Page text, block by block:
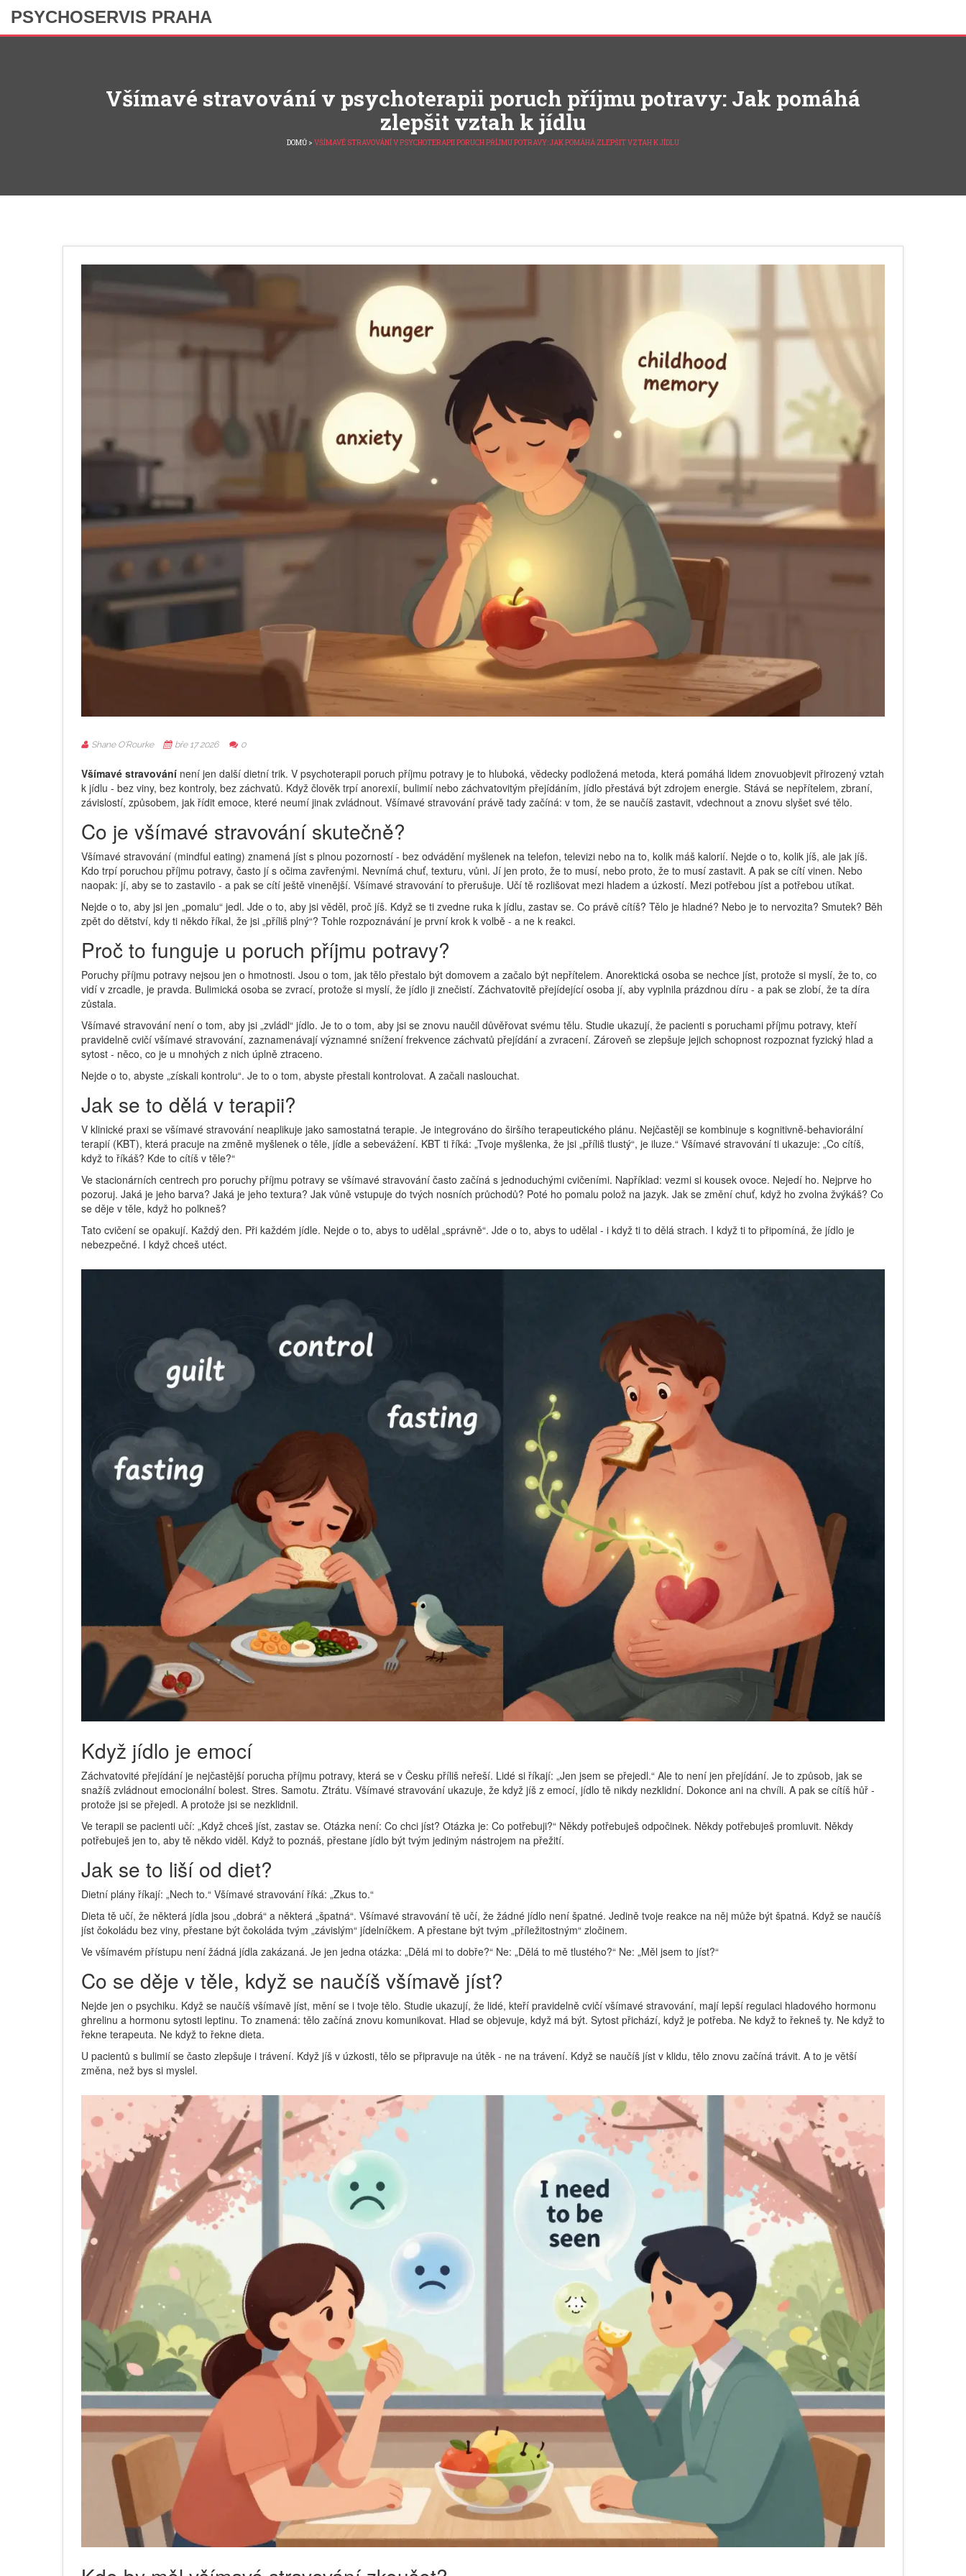
PSYCHOSERVIS PRAHA
Všímavé stravování v psychoterapii poruch příjmu potravy: Jak pomáhá
zlepšit vztah k jídlu
DOMŮ > VŠÍMAVÉ STRAVOVÁNÍ V PSYCHOTERAPII PORUCH PŘÍJMU POTRAVY: JAK POMÁHÁ ZLEPŠIT VZTAH K JÍDLU
Shane O'Rourke bře 17 2026 0
Všímavé stravování není jen další dietní trik. V psychoterapii poruch příjmu potravy je to hluboká, vědecky podložená metoda, která pomáhá lidem znovuobjevit přirozený vztah
k jídlu - bez viny, bez kontroly, bez záchvatů. Když člověk trpí anorexií, bulimií nebo záchvatovitým přejídáním, jídlo přestává být zdrojem energie. Stává se nepřítelem, zbraní,
závislostí, způsobem, jak řídit emoce, které neumí jinak zvládnout. Všímavé stravování právě tady začíná: v tom, že se naučíš zastavit, vdechnout a znovu slyšet své tělo.
Co je všímavé stravování skutečně?
Všímavé stravování (mindful eating) znamená jíst s plnou pozorností - bez odvádění myšlenek na telefon, televizi nebo na to, kolik máš kalorií. Nejde o to, kolik jíš, ale jak jíš.
Kdo trpí poruchou příjmu potravy, často jí s očima zavřenými. Nevnímá chuť, texturu, vůni. Jí jen proto, že to musí, nebo proto, že to musí zastavit. A pak se cítí vinen. Nebo
naopak: jí, aby se to zastavilo - a pak se cítí ještě vinenější. Všímavé stravování to přerušuje. Učí tě rozlišovat mezi hladem a úzkostí. Mezi potřebou jíst a potřebou utíkat.
Nejde o to, aby jsi jen „pomalu“ jedl. Jde o to, aby jsi věděl, proč jíš. Když se ti zvedne ruka k jídlu, zastav se. Co právě cítíš? Tělo je hladné? Nebo je to nervozita? Smutek? Běh
zpět do dětství, kdy ti někdo říkal, že jsi „příliš plný“? Tohle rozpoznávání je první krok k volbě - a ne k reakci.
Proč to funguje u poruch příjmu potravy?
Poruchy příjmu potravy nejsou jen o hmotnosti. Jsou o tom, jak tělo přestalo být domovem a začalo být nepřítelem. Anorektická osoba se nechce jíst, protože si myslí, že to, co
vidí v zrcadle, je pravda. Bulimická osoba se zvrací, protože si myslí, že jídlo ji znečistí. Záchvatovitě přejídející osoba jí, aby vyplnila prázdnou díru - a pak se zlobí, že ta díra
zůstala.
Všímavé stravování není o tom, aby jsi „zvládl“ jídlo. Je to o tom, aby jsi se znovu naučil důvěřovat svému tělu. Studie ukazují, že pacienti s poruchami příjmu potravy, kteří
pravidelně cvičí všímavé stravování, zaznamenávají významné snížení frekvence záchvatů přejídání a zvracení. Zároveň se zlepšuje jejich schopnost rozpoznat fyzický hlad a
sytost - něco, co je u mnohých z nich úplně ztraceno.
Nejde o to, abyste „získali kontrolu“. Je to o tom, abyste přestali kontrolovat. A začali naslouchat.
Jak se to dělá v terapii?
V klinické praxi se všímavé stravování neaplikuje jako samostatná terapie. Je integrováno do širšího terapeutického plánu. Nejčastěji se kombinuje s kognitivně-behaviorální
terapií (KBT), která pracuje na změně myšlenek o těle, jídle a sebevážení. KBT ti říká: „Tvoje myšlenka, že jsi „příliš tlustý“, je iluze.“ Všímavé stravování ti ukazuje: „Co cítíš,
když to říkáš? Kde to cítíš v těle?“
Ve stacionárních centrech pro poruchy příjmu potravy se všímavé stravování často začíná s jednoduchými cvičeními. Například: vezmi si kousek ovoce. Nejedí ho. Nejprve ho
pozoruj. Jaká je jeho barva? Jaká je jeho textura? Jak vůně vstupuje do tvých nosních průchodů? Poté ho pomalu polož na jazyk. Jak se změní chuť, když ho zvolna žvýkáš? Co
se děje v těle, když ho polkneš?
Tato cvičení se opakují. Každý den. Při každém jídle. Nejde o to, abys to udělal „správně“. Jde o to, abys to udělal - i když ti to dělá strach. I když ti to připomíná, že jídlo je
nebezpečné. I když chceš utéct.
Když jídlo je emocí
Záchvatovité přejídání je nejčastější porucha příjmu potravy, která se v Česku příliš neřeší. Lidé si říkají: „Jen jsem se přejedl.“ Ale to není jen přejídání. Je to způsob, jak se
snažíš zvládnout emocionální bolest. Stres. Samotu. Ztrátu. Všímavé stravování ukazuje, že když jíš z emocí, jídlo tě nikdy nezklidní. Dokonce ani na chvíli. A pak se cítíš hůř -
protože jsi se přejedl. A protože jsi se nezklidnil.
Ve terapii se pacienti učí: „Když chceš jíst, zastav se. Otázka není: Co chci jíst? Otázka je: Co potřebuji?“ Někdy potřebuješ odpočinek. Někdy potřebuješ promluvit. Někdy
potřebuješ jen to, aby tě někdo viděl. Když to poznáš, přestane jídlo být tvým jediným nástrojem na přežití.
Jak se to liší od diet?
Dietní plány říkají: „Nech to.“ Všímavé stravování říká: „Zkus to.“
Dieta tě učí, že některá jídla jsou „dobrá“ a některá „špatná“. Všímavé stravování tě učí, že žádné jídlo není špatné. Jedině tvoje reakce na něj může být špatná. Když se naučíš
jíst čokoládu bez viny, přestane být čokoláda tvým „závislým“ jídelníčkem. A přestane být tvým „příležitostným“ zločinem.
Ve všímavém přístupu není žádná jídla zakázaná. Je jen jedna otázka: „Dělá mi to dobře?“ Ne: „Dělá to mě tlustého?“ Ne: „Měl jsem to jíst?“
Co se děje v těle, když se naučíš všímavě jíst?
Nejde jen o psychiku. Když se naučíš všímavě jíst, mění se i tvoje tělo. Studie ukazují, že lidé, kteří pravidelně cvičí všímavé stravování, mají lepší regulaci hladového hormonu
ghrelinu a hormonu sytosti leptinu. To znamená: tělo začíná znovu komunikovat. Hlad se objevuje, když má být. Sytost přichází, když je potřeba. Ne když to řekneš ty. Ne když to
řekne terapeuta. Ne když to řekne dieta.
U pacientů s bulimií se často zlepšuje i trávení. Když jíš v úzkosti, tělo se připravuje na útěk - ne na trávení. Když se naučíš jíst v klidu, tělo znovu začíná trávit. A to je větší
změna, než bys si myslel.